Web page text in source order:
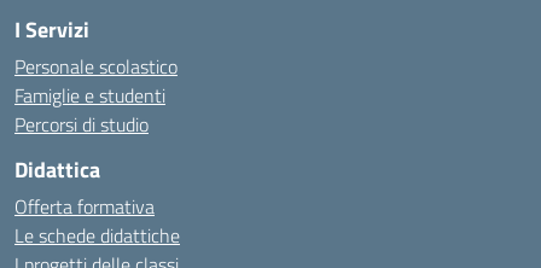
I Servizi
Personale scolastico
Famiglie e studenti
Percorsi di studio
Didattica
Offerta formativa
Le schede didattiche